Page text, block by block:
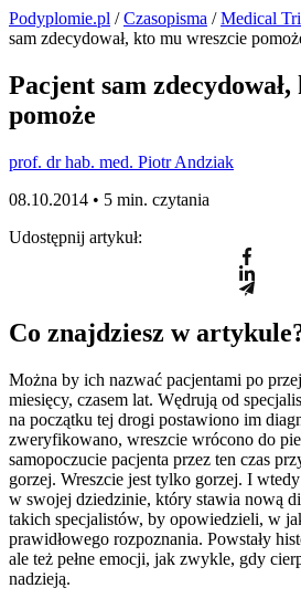
Podyplomie.pl /Czasopisma /Medical
sam zdecydował, kto mu wreszcie
Pacjent sam
pomoże
prof. dr hab. med. Piotr Andziak
08.10.2014 • 5 min. czytania
Udostępnij artykuł:
Co znajdziesz w
Można by ich nazwać pacjentami po
miesięcy, czasem lat. Wędrują od
na początku tej drogi postawiono im
zweryfikowano, wreszcie wrócono do
samopoczucie pacjenta przez ten czas
gorzej. Wreszcie jest tylko gorzej. I
w swojej dziedzinie, który stawia nową
takich specjalistów, by opowiedzieli, w
prawidłowego rozpoznania. Powstały
ale też pełne emocji, jak zwykle, gdy
nadzieją.